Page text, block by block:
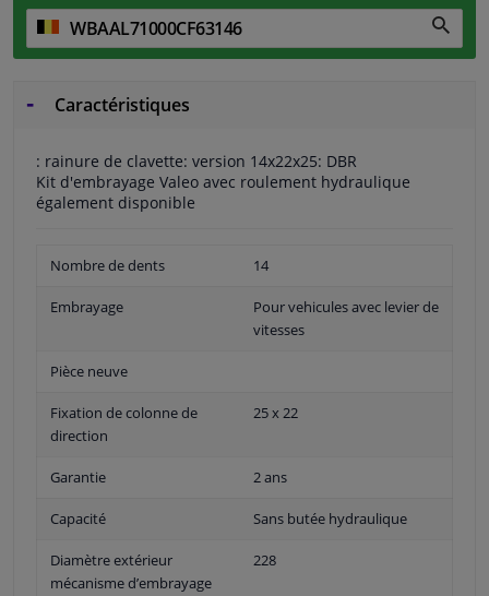
Caractéristiques
: rainure de clavette: version 14x22x25: DBR
Kit d'embrayage Valeo avec roulement hydraulique
également disponible
Nombre de dents 14
Embrayage
Pour vehicules avec levier de
vitesses
Pièce neuve
Fixation de colonne de
direction
25 x 22
Garantie 2 ans
Capacité Sans butée hydraulique
Diamètre extérieur
mécanisme d’embrayage
228